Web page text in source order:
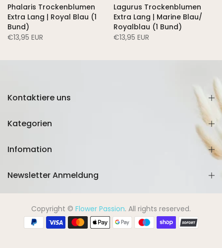
Phalaris Trockenblumen
Extra Lang | Royal Blau (1
Bund)
€13,95 EUR
Lagurus Trockenblumen
Extra Lang | Marine Blau/
Royalblau (1 Bund)
€13,95 EUR
Kontaktiere uns
Kategorien
Infomation
Newsletter Anmeldung
Copyright © Flower Passion. All rights reserved.